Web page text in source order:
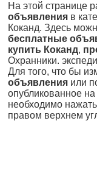
На этой странице
объявления в
Коканд. Здесь
бесплатные
купить Коканд,
Охранники.
Для того, что бы
объявления или
опубликованное
необходимо
правом верхнем